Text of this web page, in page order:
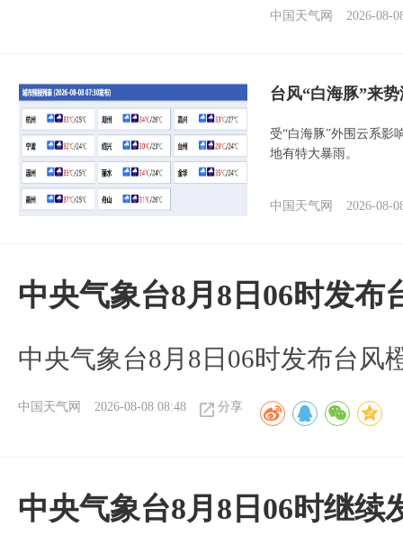
中国天气网
2026-08-
台风“白海豚”来
受“白海豚”外围云系影
地有特大暴雨。
中国天气网 2026-08-
中央气象台8月8日06时发布
中央气象台8月8日06时发布台风
中国天气网 2026-08-08 08:48 分享
中央气象台8月8日06时继